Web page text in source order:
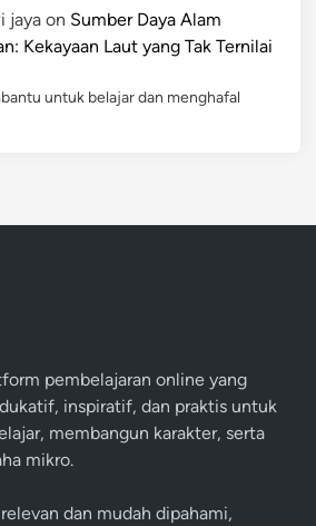
jaya on Sumber Daya Alam
Kekayaan Laut yang Tak Ternilai
untuk belajar dan menghafal
pembelajaran online yang
inspiratif, dan praktis untuk
membangun karakter, serta
mikro.
dan mudah dipahami,